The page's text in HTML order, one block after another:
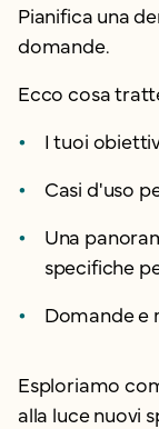
Pianifica una
domande.
Ecco cosa
I tuoi
Casi d'uso
Una
specifiche
Domande e
Esploriamo
alla luce nuovi